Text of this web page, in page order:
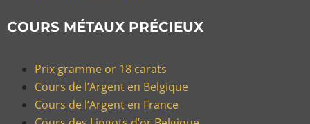
COURS MÉTAUX PRÉCIEUX
Prix gramme or 18 carats
Cours de l’Argent en Belgique
Cours de l’Argent en France